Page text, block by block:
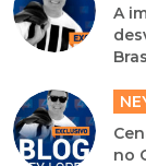
A
no